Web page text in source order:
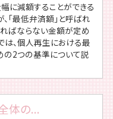
に減額することができる
「最低弁済額」と呼ばれ
ばならない金額が定め
は、個人再生における最
2つの基準について説
体の...